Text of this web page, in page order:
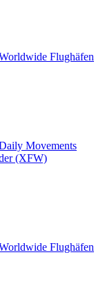
Flughäfen
Movements
(XFW)
Flughäfen